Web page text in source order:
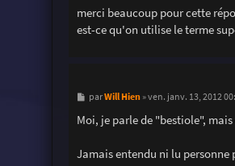
s
s
a
merci beaucoup pour cette
est-ce qu'on utilise le terme
M
s
s
e
parWill Hien»ven. janv. 13, 2012
Moi, je parle de "bestiole",
Jamais entendu ni lu personne